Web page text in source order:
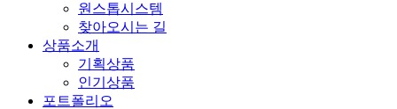
원스톱시스템
찾아오시는 길
상품소개
기획상품
인기상품
포트폴리오